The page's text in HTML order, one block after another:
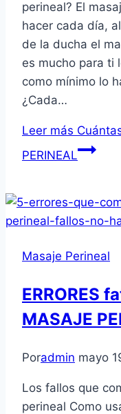
perineal? El
hacer cada día,
de la ducha el
es mucho para ti
como mínimo lo
¿Cada…
Leer más
PERINEAL
Masaje Perineal
ERRORES
MASAJE
Poradmin mayo
Los fallos que
perineal Como